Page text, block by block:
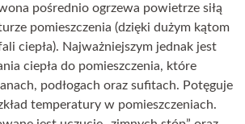
pośrednio ogrzewa powietrze siłą
pomieszczenia (dzięki dużym kątom
ciepła). Najważniejszym jednak jest
ciepła do pomieszczenia, które
podłogach oraz sufitach. Potęguje
temperatury w pomieszczeniach.